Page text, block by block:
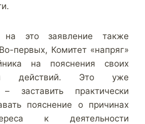
это заявление также
о-первых, Комитет «напряг»
на пояснения своих
и действий. Это уже
заставить практически
пояснение о причинах
к деятельности